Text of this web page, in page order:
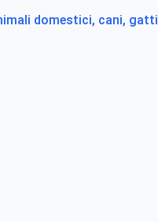
domestici, cani, gatti